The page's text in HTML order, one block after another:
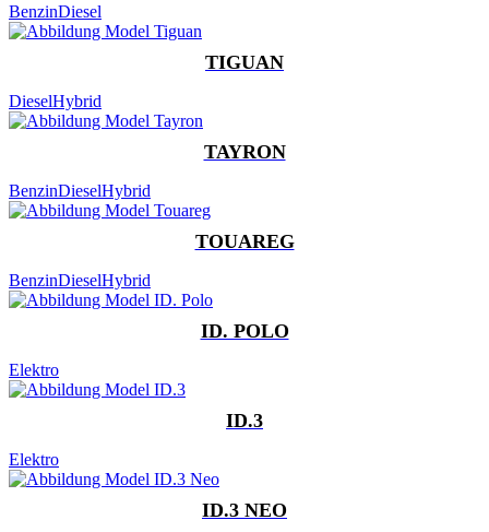
BenzinDiesel
TIGUAN
DieselHybrid
TAYRON
BenzinDieselHybrid
TOUAREG
BenzinDieselHybrid
ID. POLO
Elektro
ID.3
Elektro
ID.3 NEO